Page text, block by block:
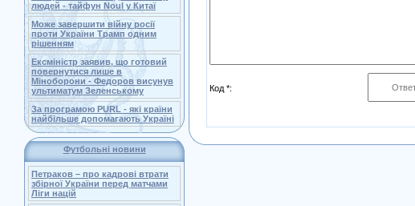
людей - тайфун Noul у Китаї
Може завершити війну росії
проти України Трамп одним
рішенням
Ексміністр заявив, що готовий
повернутися лише в
Міноборони - Федоров висунув
ультиматум Зеленському
За програмою PURL - які країни
найбільше допомагають Україні
Футбольні новини
Петраков – про кадрові втрати
збірної України перед матчами
Ліги націй
Код *: